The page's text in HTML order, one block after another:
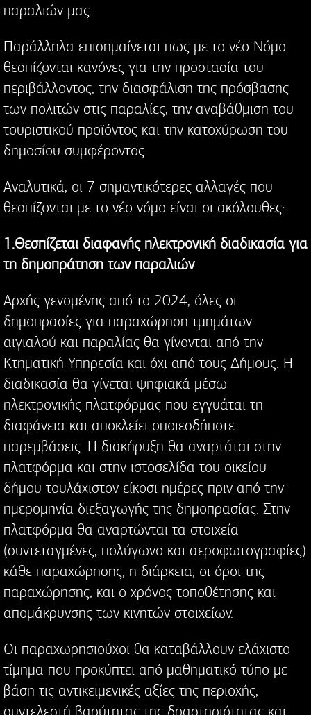
παραλιών μας.
Παράλληλα επισημαίνεται πως με το νέο Nόμο
θεσπίζονται κανόνες για την προστασία του
περιβάλλοντος, την διασφάλιση της πρόσβασης
των πολιτών στις παραλίες, την αναβάθμιση του
τουριστικού προϊόντος και την κατοχύρωση του
δημοσίου συμφέροντος.
Αναλυτικά, οι 7 σημαντικότερες αλλαγές που
θεσπίζονται με το νέο νόμο είναι οι ακόλουθες:
1.Θεσπίζεται διαφανής ηλεκτρονική διαδικασία για
τη δημοπράτηση των παραλιών
Αρχής γενομένης από το 2024, όλες οι
δημοπρασίες για παραχώρηση τμημάτων
αιγιαλού και παραλίας θα γίνονται από την
Κτηματική Υπηρεσία και όχι από τους Δήμους. Η
διαδικασία θα γίνεται ψηφιακά μέσω
ηλεκτρονικής πλατφόρμας που εγγυάται τη
διαφάνεια και αποκλείει οποιεσδήποτε
παρεμβάσεις. Η διακήρυξη θα αναρτάται στην
πλατφόρμα και στην ιστοσελίδα του οικείου
δήμου τουλάχιστον είκοσι ημέρες πριν από την
ημερομηνία διεξαγωγής της δημοπρασίας. Στην
πλατφόρμα θα αναρτώνται τα στοιχεία
(συντεταγμένες, πολύγωνο και αεροφωτογραφίες)
κάθε παραχώρησης, η διάρκεια, οι όροι της
παραχώρησης, και ο χρόνος τοποθέτησης και
απομάκρυνσης των κινητών στοιχείων.
Οι παραχωρησιούχοι θα καταβάλλουν ελάχιστο
τίμημα που προκύπτει από μαθηματικό τύπο με
βάση τις αντικειμενικές αξίες της περιοχής,